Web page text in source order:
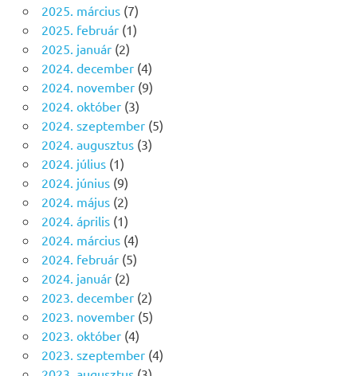
2025. március(7)
2025. február(1)
2025. január(2)
2024. december(4)
2024. november(9)
2024. október(3)
2024. szeptember(5)
2024. augusztus(3)
2024. július(1)
2024. június(9)
2024. május(2)
2024. április(1)
2024. március(4)
2024. február(5)
2024. január(2)
2023. december(2)
2023. november(5)
2023. október(4)
2023. szeptember(4)